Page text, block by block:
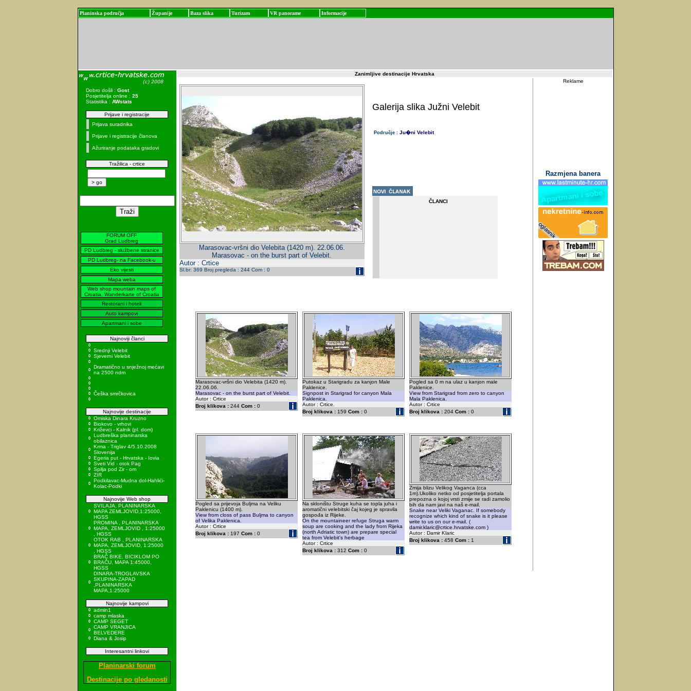
Planinska područja Županije Baza slika Turizam VR panorame Informacije
Dobro došli : Gost
Posjetitelja online : 25
Statistika : AWstats
Prijave i registracije
Prijava suradnika
Prijave i registracije članova
Ažuriranje podataka gradovi
Tražilica - crtice
FORUM OFF
Grad Ludbreg
PD Ludbreg - službene stranice
PD Ludbreg- na Facebook-u
Eko vijesti
Mapa weba
Web shop mountain maps of
Croatia, Wanderkarte of Croatia
Restorani i hoteli
Auto kampovi
Apartmani i sobe
Najnoviji članci
Srednji Velebit
Sjeverni Velebit
Dramatično u snježnoj mećavi
na 2500 ndm
Češka smrčkovica
Najnovije destinacije
Omiska Dinara Kruzno
Biokovo - vrhovi
Križevci - Kalnik (pl. dom)
Ludbreška planinarska
obilaznica
Krma - Triglav 4/5.10.2008
Slovenija
Egeria put - Hrvatska - Iovia
Sveti Vid - otok Pag
Spilja pod Zir - om
ZIR
Podkilavac-Mudna dol-Hahlići-
Kolac-Podki
Najnovije Web shop
SVILAJA, PLANINARSKA
MAPA ZEMLJOVID,1:25000,
HGSS
PROMINA , PLANINARSKA
MAPA, ZEMLJOVID , 1:25000
, HGSS
OTOK RAB , PLANINARSKA
MAPA, ZEMLJOVID, 1:25000
, HGSS
BRAČ BIKE, BICIKLOM PO
BRAČU, MAPA 1:45000,
HGSS
DINARA-TROGLAVSKA
SKUPINA-ZAPAD
,PLANINARSKA
MAPA,1:25000
Najnovije kampovi
admin1
camp mlaska
CAMP SEGET
CAMP VRANJICA
BELVEDERE
Diana & Josip
Interesantni linkovi
Planinarski forum
Destinacije po gledanosti
Zanimljive destinacije Hrvatska
Marasovac-vršni dio Velebita (1420 m). 22.06.06.
Marasovac - on the burst part of Velebit.
Autor : Crtice
Sl.br: 369 Broj pregleda : 244 Com : 0
Galerija slika Južni Velebit
Područje : Ju�ni Velebit
ČLANCI
Marasovac-vršni dio Velebita (1420 m).
22.06.06.
Marasovac - on the burst part of Velebit.
Autor : Crtice
Broj klikova : 244 Com : 0
Putokaz u Starigradu za kanjon Male
Paklenice.
Signpost in Starigrad for canyon Mala
Paklenica.
Autor : Crtice.
Broj klikova : 159 Com : 0
Pogled sa 0 m na ulaz u kanjon male
Paklenice.
View from Starigrad from zero to canyon
Mala Paklenica.
Autor : Crtice
Broj klikova : 204 Com : 0
Pogled sa prijevoja Buljma na Veliku
Paklenicu (1400 m).
View from closs of pass Buljma to canyon
of Velika Paklenica.
Autor : Crtice
Broj klikova : 197 Com : 0
Na skloništu Struge kuha se topla juha i
aromatični velebitski čaj kojeg je spravila
gospođa iz Rijeke.
On the mountaineer refuge Struga warm
soup are cooking and the lady from Rijeka
(north Adriatic town) are prepare special
tea from Velebit's herbage
Autor : Crtice
Broj klikova : 312 Com : 0
Zmija blizu Velikog Vaganca (cca
1m).Ukoliko netko od posjetitelja portala
prepozna o kojoj vrsti zmije se radi zamolio
bih da nam javi na naš e-mail.
Snake near Veliki Vaganac. If somebody
recognize which kind of snake is it please
write to us on our e-mail. (
damir.klaric@crtice.hrvatske.com )
Autor : Damir Klaric
Broj klikova : 458 Com : 1
Reklame
Razmjena banera